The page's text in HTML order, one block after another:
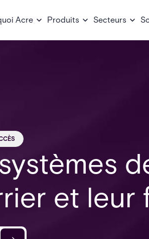
Acre Produits Secteurs
et leur